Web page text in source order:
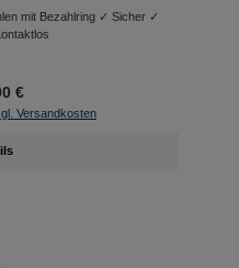
mit Bezahlring ✓ Sicher ✓
€
Versandkosten